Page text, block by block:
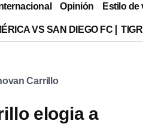
Opinión Estilo de
VS SAN DIEGO FC
Carrillo
elogia a